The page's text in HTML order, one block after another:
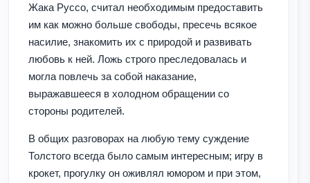
Жака Руссо, считал необходимым предоставить
им как можно больше свободы, пресечь всякое
насилие, знакомить их с природой и развивать
любовь к ней. Ложь строго преследовалась и
могла повлечь за собой наказание,
выражавшееся в холодном обращении со
стороны родителей.
В общих разговорах на любую тему суждение
Толстого всегда было самым интересным; игру в
крокет, прогулку он оживлял юмором и при этом,